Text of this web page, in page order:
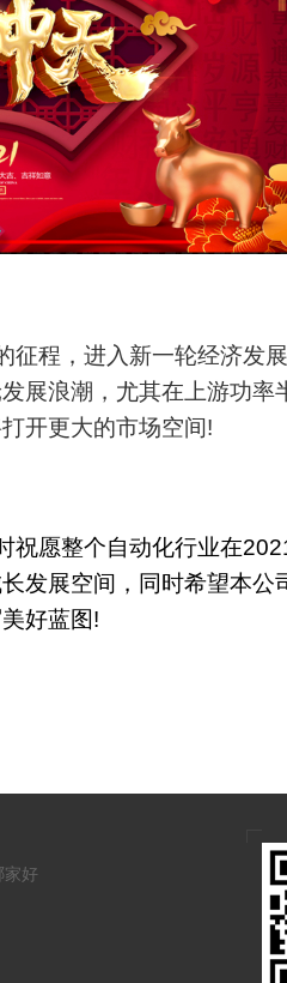
征程，进入新一轮经济发
展浪潮，尤其在上游功率
开更大的市场空间!
愿整个自动化行业在
长发展空间，同时希望本
好蓝图!
家好